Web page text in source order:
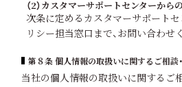
（2）カスタマーサポートセンターから
次条に定めるカスタマーサポート
リシー担当窓口まで、お問い合わせ
第８条 個人情報の取扱いに関するご相談
当社の個人情報の取扱いに関するご